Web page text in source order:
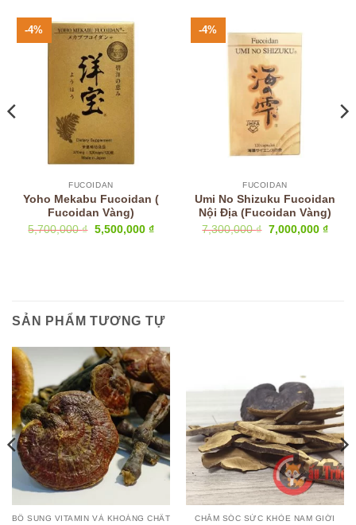
-4%
FUCOIDAN
Yoho Mekabu Fucoidan (
Fucoidan Vàng)
5,700,000₫ Giá
5,500,000 ₫Giá
-4%
FUCOIDAN
Umi No Shizuku Fucoidan
Nội Địa (Fucoidan Vàng)
7,300,000₫ Giá
7,000,000 ₫Giá
SẢN PHẨM TƯƠNG TỰ
BỔ SUNG VITAMIN VÀ KHOÁNG CHẤT CHĂM SÓC SỨC KHỎE NAM GIỚI